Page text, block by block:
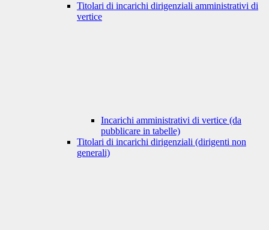
Titolari di incarichi dirigenziali amministrativi di
vertice
Incarichi amministrativi di vertice (da
pubblicare in tabelle)
Titolari di incarichi dirigenziali (dirigenti non
generali)